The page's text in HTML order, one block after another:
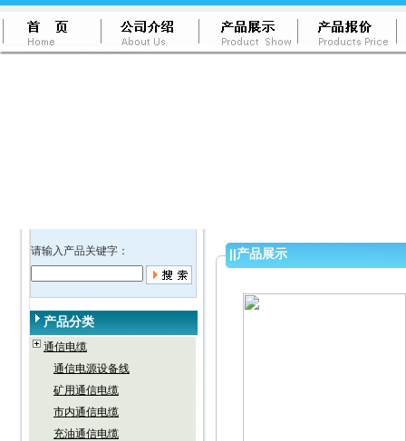
请输入产品关键字：
产品分类
通信电缆
通信电源设备线
矿用通信电缆
市内通信电缆
充油通信电缆
||产品展示